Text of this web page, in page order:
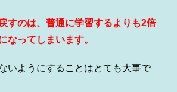
すのは、普通に学習するよりも2倍
なってしまいます。
いようにすることはとても大事で